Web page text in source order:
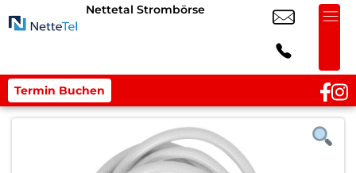
Nettetal Strombörse
Termin Buchen